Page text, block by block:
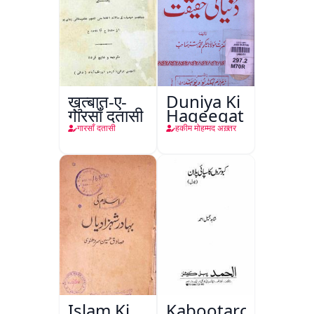
ख़ुत्बात-ए-
गारसाँ दतासी
गारसाँ दतासी
Duniya Ki
Haqeeqat
हकीम मोहम्मद अख़्तर